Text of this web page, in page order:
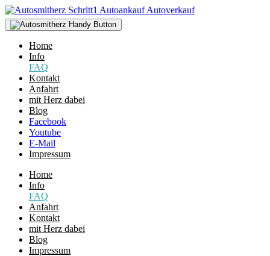
Home
Info
FAQ
Kontakt
Anfahrt
mit Herz dabei
Blog
Facebook
Youtube
E-Mail
Impressum
Home
Info
FAQ
Anfahrt
Kontakt
mit Herz dabei
Blog
Impressum